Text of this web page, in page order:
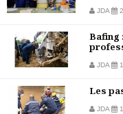
JDA
Bafing
JDA
Les
JDA